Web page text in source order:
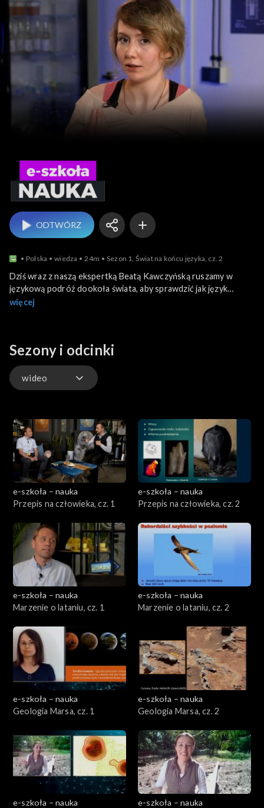
e-szkoła – nauka
ODTWÓRZ
Polska wiedza 24m Sezon 1, Świat na końcu języka, cz. 2
Dziś wraz z naszą ekspertką Beatą Kawczyńską ruszamy w
językową podróż dookoła świata, aby sprawdzić jak język
wpływa na nasze postrzeganie oraz rozwój zaskakujących
więcej
Sezony i odcinki
wideo
e-szkoła – nauka
Przepis na człowieka, cz. 1
e-szkoła – nauka
Przepis na człowieka, cz. 2
e-szkoła – nauka
Marzenie o lataniu, cz. 1
e-szkoła – nauka
Marzenie o lataniu, cz. 2
e-szkoła – nauka
Geologia Marsa, cz. 1
e-szkoła – nauka
Geologia Marsa, cz. 2
e-szkoła – nauka
e-szkoła – nauka